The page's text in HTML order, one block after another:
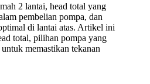
2 lantai, head total yang
pembelian pompa, dan
di lantai atas. Artikel ini
total, pilihan pompa yang
memastikan tekanan